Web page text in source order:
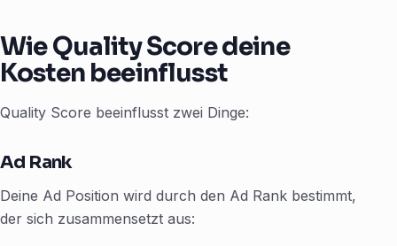
Wie Quality Score deine
Kosten beeinflusst
Quality Score beeinflusst zwei Dinge:
Ad Rank
Deine Ad Position wird durch den Ad Rank bestimmt,
der sich zusammensetzt aus: